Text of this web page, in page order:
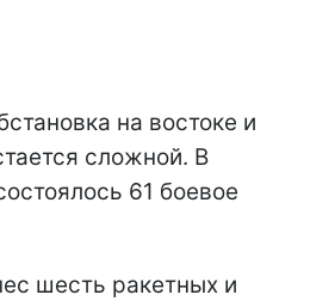
на востоке и
сложной. В
61 боевое
шесть ракетных и